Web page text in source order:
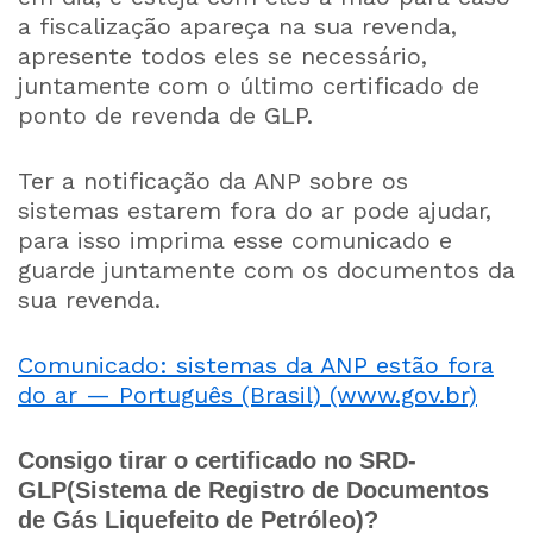
a fiscalização apareça na sua revenda,
apresente todos eles se necessário,
juntamente com o último certificado de
ponto de revenda de GLP.
Ter a notificação da ANP sobre os
sistemas estarem fora do ar pode ajudar,
para isso imprima esse comunicado e
guarde juntamente com os documentos da
sua revenda.
Comunicado: sistemas da ANP estão fora
do ar — Português (Brasil) (www.gov.br)
Consigo tirar o certificado no SRD-
GLP(Sistema de Registro de Documentos
de Gás Liquefeito de Petróleo)?